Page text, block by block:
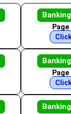
Page
Page